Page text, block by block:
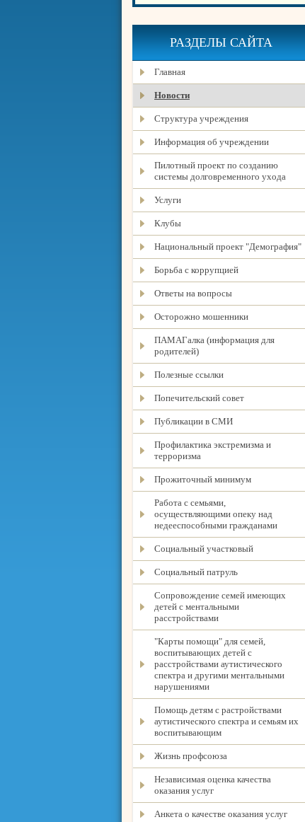
РАЗДЕЛЫ САЙТА
Главная
Новости
Структура учреждения
Информация об учреждении
Пилотный проект по созданию
системы долговременного ухода
Услуги
Клубы
Национальный проект "Демография"
Борьба с коррупцией
Ответы на вопросы
Осторожно мошенники
ПАМАГалка (информация для
родителей)
Полезные ссылки
Попечительский совет
Публикации в СМИ
Профилактика экстремизма и
терроризма
Прожиточный минимум
Работа с семьями,
осуществляющими опеку над
недееспособными гражданами
Социальный участковый
Социальный патруль
Сопровождение семей имеющих
детей с ментальными
расстройствами
"Карты помощи" для семей,
воспитывающих детей с
расстройствами аутистического
спектра и другими ментальными
нарушениями
Помощь детям с растройствами
аутистического спектра и семьям их
воспитывающим
Жизнь профсоюза
Независимая оценка качества
оказания услуг
Анкета о качестве оказания услуг